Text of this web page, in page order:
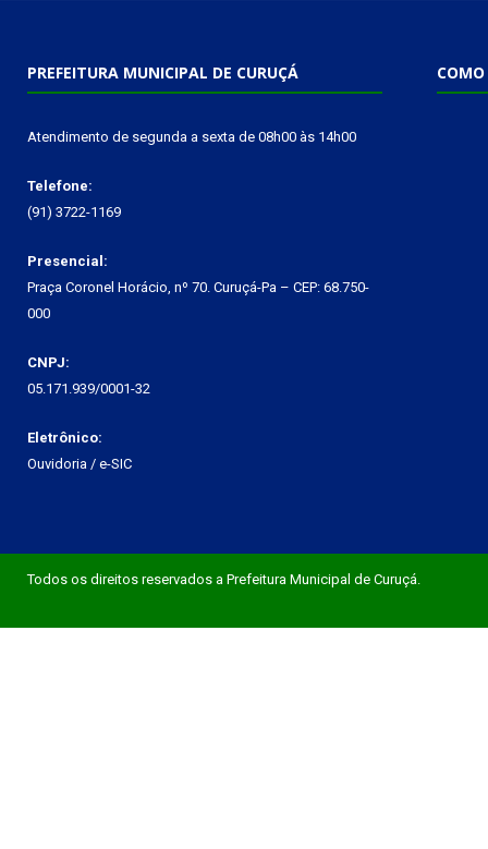
PREFEITURA MUNICIPAL DE CURUÇÁ
Atendimento de segunda a sexta de 08h00 às 14h00
Telefone:
(91) 3722-1169
Presencial:
Praça Coronel Horácio, nº 70. Curuçá-Pa – CEP: 68.750-
000
CNPJ:
05.171.939/0001-32
Eletrônico:
Ouvidoria / e-SIC
COMO
Todos os direitos reservados a Prefeitura Municipal de Curuçá.